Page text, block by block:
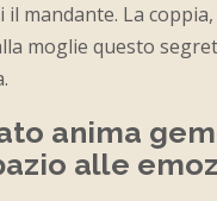
mandante. La
moglie questo
anima
alle